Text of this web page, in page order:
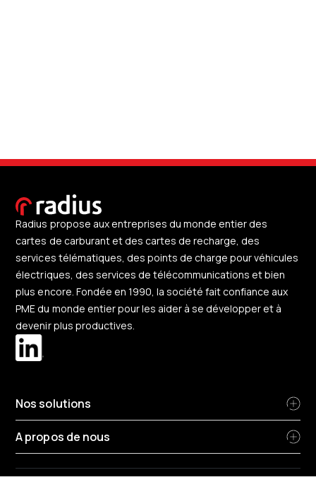
Radius propose aux entreprises du monde entier des
cartes de carburant et des cartes de recharge, des
services télématiques, des points de charge pour véhicules
électriques, des services de télécommunications et bien
plus encore. Fondée en 1990, la société fait confiance aux
PME du monde entier pour les aider à se développer et à
devenir plus productives.
Nos solutions
A propos de nous